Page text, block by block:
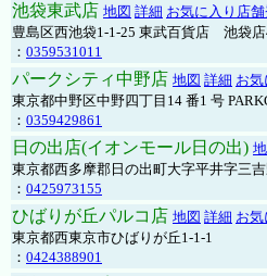
池袋東武店 地図 詳細 お気に入り店
豊島区西池袋1-1-25 東武百貨店 池袋
： 0359531011
パークシティ中野店 地図 詳細 お
東京都中野区中野四丁目14 番1 号
： 0359429861
日の出店(イオンモール日の出)
東京都西多摩郡日の出町大字平井字三
： 0425973155
ひばりが丘パルコ店 地図 詳細 お
東京都西東京市ひばりが丘1-1-1
： 0424388901